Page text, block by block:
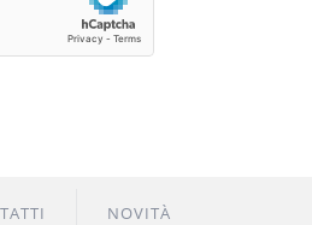
NOVITÀ